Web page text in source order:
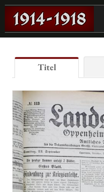
Titel